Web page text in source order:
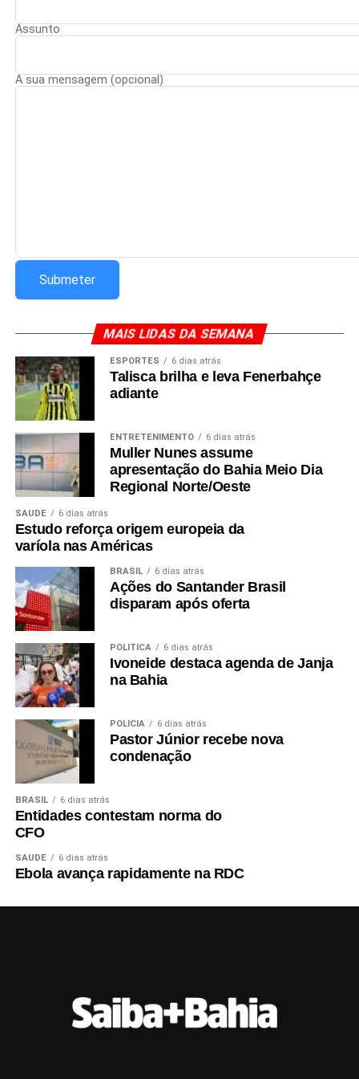
Redação Saiba+
Assunto
A sua mensagem (opcional)
MAIS LIDAS DA SEMANA
ESPORTES 6 dias atrás
Talisca brilha e leva Fenerbahçe
adiante
ENTRETENIMENTO 6 dias atrás
Muller Nunes assume
apresentação do Bahia Meio Dia
Regional Norte/Oeste
SAÚDE 6 dias atrás
Estudo reforça origem europeia da
varíola nas Américas
BRASIL 6 dias atrás
Ações do Santander Brasil
disparam após oferta
POLÍTICA 6 dias atrás
Ivoneide destaca agenda de Janja
na Bahia
POLÍCIA 6 dias atrás
Pastor Júnior recebe nova
condenação
BRASIL 6 dias atrás
Entidades contestam norma do
CFO
SAÚDE 6 dias atrás
Ebola avança rapidamente na RDC